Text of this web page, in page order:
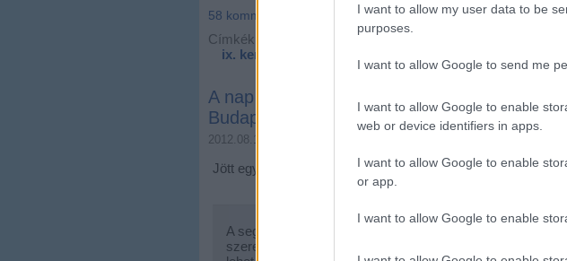
I want to allow my user data to be
purposes.
I want to allow Google to send me
I want to allow Google to enable
web or device identifiers in apps.
I want to allow Google to enable
or app.
I want to allow Google to enable
58 komment
Címkék: gyerek
ix. ker
A nap kérdése: hova vigyünk egy 13 éves
Budapesten?
2012.08.16. 10:11
Jött egy olvasói levél Facebookon:
A segítségeteket szeretném kérni . Jön vidékről 13 éves
szeretném Budapesten pár érdekes helyre elvinni, ami